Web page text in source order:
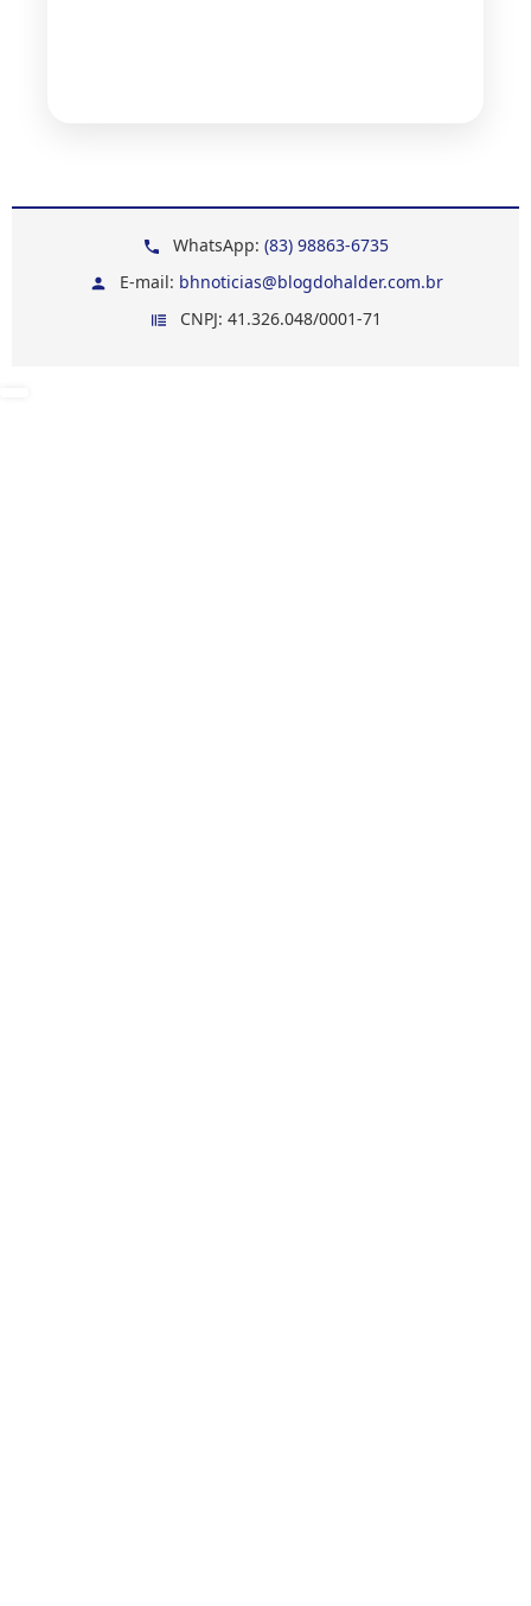
WhatsApp: (83) 98863-6735
E-mail: bhnoticias@blogdohalder.com.br
CNPJ: 41.326.048/0001-71